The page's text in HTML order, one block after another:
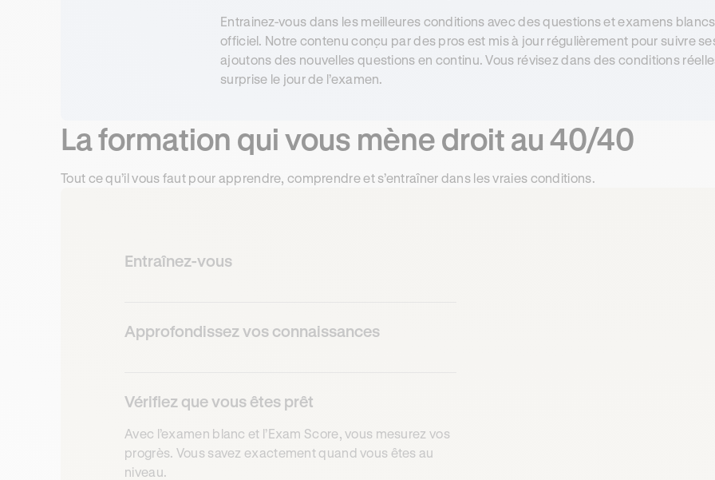
Entrainez-vous dans les meilleures conditions avec des questions et examens
officiel. Notre contenu conçu par des pros est mis à jour régulièrement pour suivre
ajoutons des nouvelles questions en continu. Vous révisez dans des conditions
surprise le jour de l’examen.
La formation qui vous mène droit au 40/40
Tout ce qu’il vous faut pour apprendre, comprendre et s’entraîner dans les vraies conditions.
Entraînez-vous
Approfondissez vos connaissances
Vérifiez que vous êtes prêt
Avec l’examen blanc et l’Exam Score, vous mesurez vos
progrès. Vous savez exactement quand vous êtes au
niveau.